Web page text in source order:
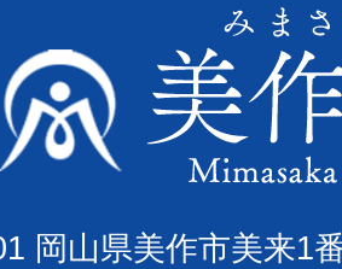
岡山県美作市美来1